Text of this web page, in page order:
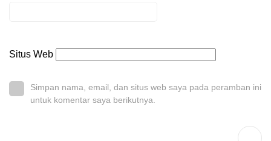
Situs Web
Simpan nama, email, dan situs web saya pada peramban ini
untuk komentar saya berikutnya.